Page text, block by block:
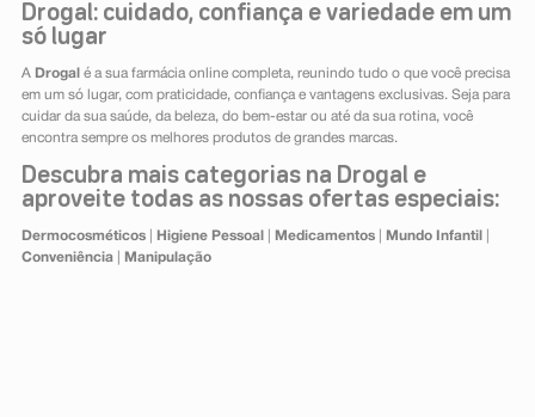
Drogal: cuidado, confiança e variedade em um
só lugar
A Drogal é a sua farmácia online completa, reunindo tudo o que você precisa
em um só lugar, com praticidade, confiança e vantagens exclusivas. Seja para
cuidar da sua saúde, da beleza, do bem-estar ou até da sua rotina, você
encontra sempre os melhores produtos de grandes marcas.
Descubra mais categorias na Drogal e
aproveite todas as nossas ofertas especiais:
Dermocosméticos| Higiene Pessoal Medicamentos| Mundo Infantil
Conveniência| Manipulação